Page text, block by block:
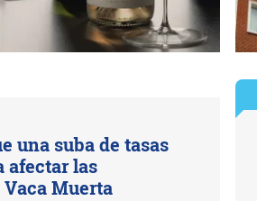
una suba de tasas
afectar las
Muerta